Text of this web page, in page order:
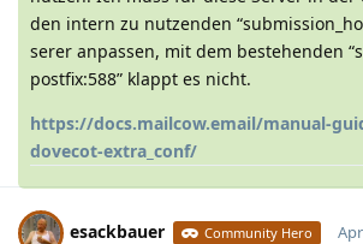
den intern zu nutzenden
serer anpassen, mit dem bestehenden
postfix:588” klappt es nicht.
https://docs.mailcow.email/manual-
dovecot-extra_conf/
esackbauer Community Hero